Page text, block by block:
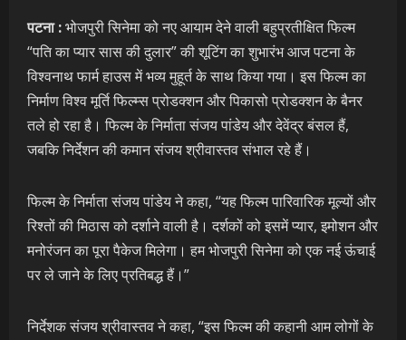
पटना :भोजपुरी सिनेमा को नए आयाम देने वाली बहुप्रतीक्षित फिल्म
“पति का प्यार सास की दुलार” की शूटिंग का शुभारंभ आज पटना के
विश्वनाथ फार्म हाउस में भव्य मुहूर्त के साथ किया गया। इस फिल्म का
निर्माण विश्व मूर्ति फिल्म्स प्रोडक्शन और पिकासो प्रोडक्शन के बैनर
तले हो रहा है। फिल्म के निर्माता संजय पांडेय और देवेंद्र बंसल हैं,
जबकि निर्देशन की कमान संजय श्रीवास्तव संभाल रहे हैं।
फिल्म के निर्माता संजय पांडेय ने कहा, “यह फिल्म पारिवारिक मूल्यों और
रिश्तों की मिठास को दर्शाने वाली है। दर्शकों को इसमें प्यार, इमोशन और
मनोरंजन का पूरा पैकेज मिलेगा। हम भोजपुरी सिनेमा को एक नई ऊंचाई
पर ले जाने के लिए प्रतिबद्ध हैं।”
निर्देशक संजय श्रीवास्तव ने कहा, “इस फिल्म की कहानी आम लोगों के